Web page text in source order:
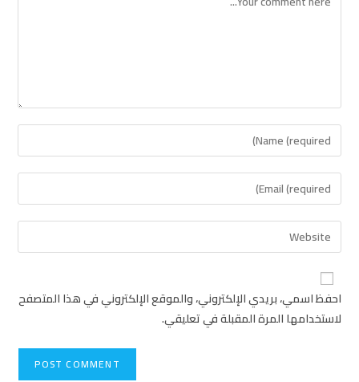
احفظ اسمي، بريدي الإلكتروني، والموقع الإلكتروني في هذا المتصفح
لاستخدامها المرة المقبلة في تعليقي.